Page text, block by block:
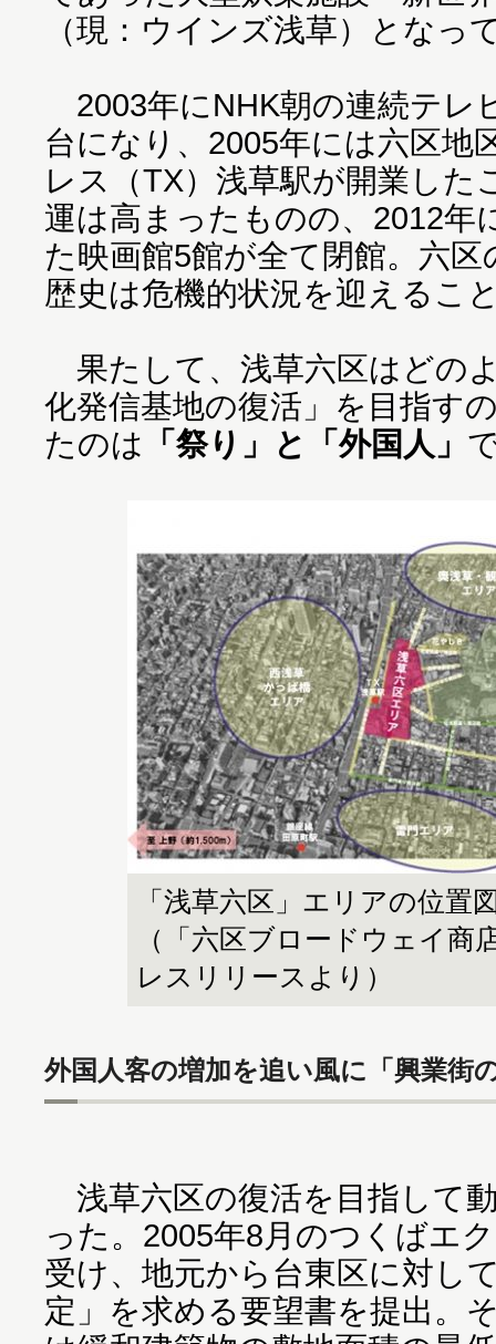
（現：ウインズ浅草）となっ
2003年にNHK朝の連続テレ
台になり、2005年には六区地
レス（TX）浅草駅が開業した
運は高まったものの、2012年
た映画館5館が全て閉館。六
歴史は危機的状況を迎えるこ
果たして、浅草六区はどの
化発信基地の復活」を目指
たのは 「祭り」と「外国人」
「浅草六区」エリアの位置
（「六区ブロードウェイ商
レスリリースより）
外国人客の増加を追い風に「興業街
浅草六区の復活を目指して
った。2005年8月のつくばエ
受け、地元から台東区に対し
定」を求める要望書を提出。